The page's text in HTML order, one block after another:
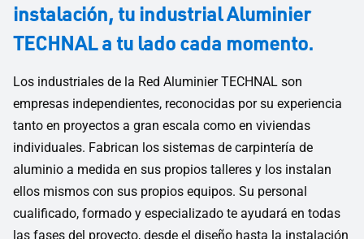
instalación, tu industrial Aluminier
TECHNAL a tu lado cada momento.
Los industriales de la Red Aluminier TECHNAL son
empresas independientes, reconocidas por su experiencia
tanto en proyectos a gran escala como en viviendas
individuales. Fabrican los sistemas de carpintería de
aluminio a medida en sus propios talleres y los instalan
ellos mismos con sus propios equipos. Su personal
cualificado, formado y especializado te ayudará en todas
las fases del proyecto, desde el diseño hasta la instalación